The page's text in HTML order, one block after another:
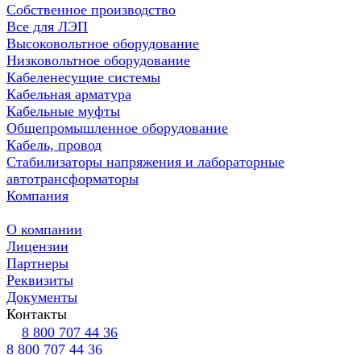
Собственное производство
Все для ЛЭП
Высоковольтное оборудование
Низковольтное оборудование
Кабеленесущие системы
Кабельная арматура
Кабельные муфты
Общепромышленное оборудование
Кабель, провод
Стабилизаторы напряжения и лабораторные
автотрансформаторы
Компания
О компании
Лицензии
Партнеры
Реквизиты
Документы
Контакты
8 800 707 44 36
8 800 707 44 36